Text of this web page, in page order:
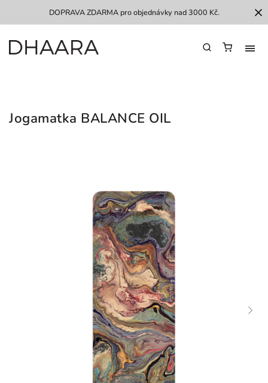
DOPRAVA ZDARMA pro objednávky nad 3000 Kč.
Jogamatka BALANCE OIL